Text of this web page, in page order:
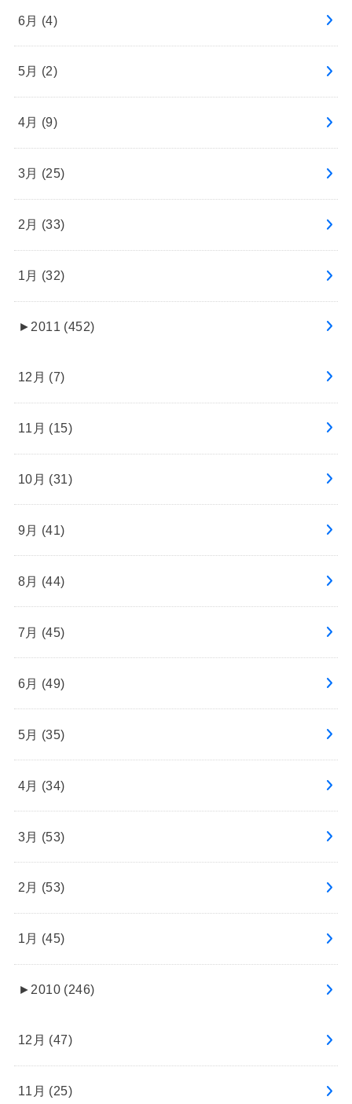
6月 (4)
5月 (2)
4月 (9)
3月 (25)
2月 (33)
1月 (32)
► 2011 (452)
12月 (7)
11月 (15)
10月 (31)
9月 (41)
8月 (44)
7月 (45)
6月 (49)
5月 (35)
4月 (34)
3月 (53)
2月 (53)
1月 (45)
► 2010 (246)
12月 (47)
11月 (25)